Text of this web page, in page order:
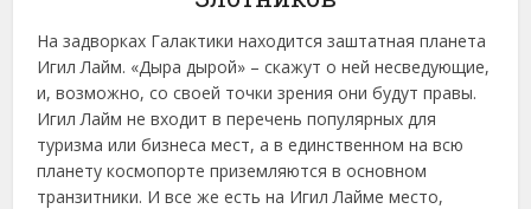
На задворках Галактики находится заштатная планета
Игил Лайм. «Дыра дырой» – скажут о ней несведующие,
и, возможно, со своей точки зрения они будут правы.
Игил Лайм не входит в перечень популярных для
туризма или бизнеса мест, а в единственном на всю
планету космопорте приземляются в основном
транзитники. И все же есть на Игил Лайме место,